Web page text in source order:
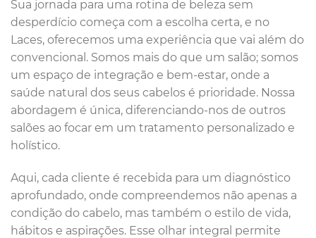
Sua jornada para uma rotina de beleza sem
desperdício começa com a escolha certa, e no
Laces, oferecemos uma experiência que vai além do
convencional. Somos mais do que um salão; somos
um espaço de integração e bem-estar, onde a
saúde natural dos seus cabelos é prioridade. Nossa
abordagem é única, diferenciando-nos de outros
salões ao focar em um tratamento personalizado e
holístico.
Aqui, cada cliente é recebida para um diagnóstico
aprofundado, onde compreendemos não apenas a
condição do cabelo, mas também o estilo de vida,
hábitos e aspirações. Esse olhar integral permite